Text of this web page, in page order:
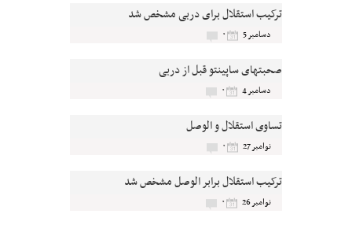
ترکیب استقلال برای دربی مشخص شد
دسامبر 5 ۰
صحبتهای ساپینتو قبل از دربی
دسامبر 4 ۰
تساوی استقلال و الوصل
نوامبر 27 ۰
ترکیب استقلال برابر الوصل مشخص شد
نوامبر 26 ۰